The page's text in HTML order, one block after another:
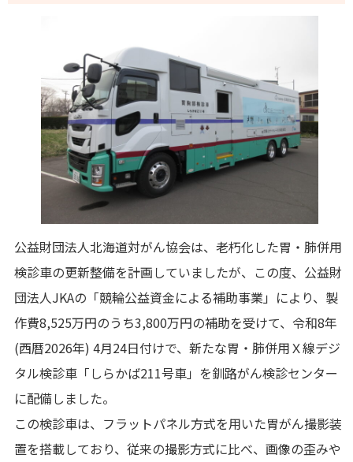
公益財団法人北海道対がん協会は、老朽化した胃・肺併用
検診車の更新整備を計画していましたが、この度、公益財
団法人JKAの「競輪公益資金による補助事業」により、製
作費8,525万円のうち3,800万円の補助を受けて、令和8年
(西暦2026年) 4月24日付けで、新たな胃・肺併用Ｘ線デジ
タル検診車「しらかば211号車」を釧路がん検診センター
に配備しました。
この検診車は、フラットパネル方式を用いた胃がん撮影装
置を搭載しており、従来の撮影方式に比べ、画像の歪みや